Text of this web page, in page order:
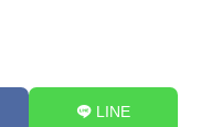
LINE